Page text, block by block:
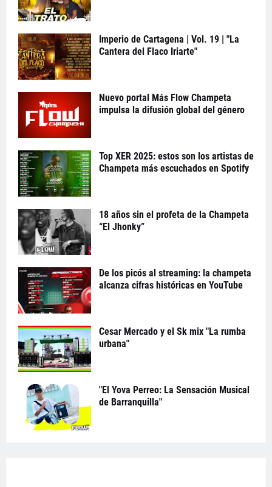
Imperio de Cartagena | Vol. 19 | "La
Cantera del Flaco Iriarte"
Nuevo portal Más Flow Champeta
impulsa la difusión global del género
Top XER 2025: estos son los artistas de
Champeta más escuchados en Spotify
18 años sin el profeta de la Champeta
“El Jhonky”
De los picós al streaming: la champeta
alcanza cifras históricas en YouTube
Cesar Mercado y el Sk mix "La rumba
urbana"
"El Yova Perreo: La Sensación Musical
de Barranquilla"